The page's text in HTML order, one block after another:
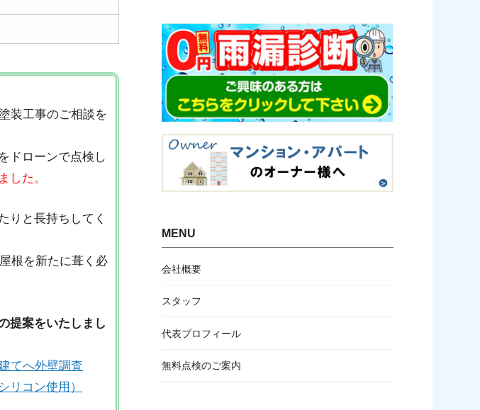
装工事のご相談を
ドローンで点検し
した。
りと長持ちしてく
根を新たに葺く必
提案をいたしまし
てへ外壁調査
リコン使用）
MENU
会社概要
スタッフ
代表プロフィール
無料点検のご案内